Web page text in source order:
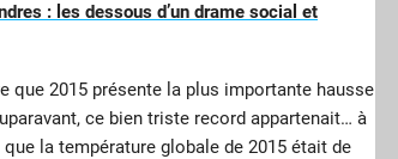
: les dessous d’un drame social et
que 2015 présente la plus importante hausse
ce bien triste record appartenait… à
la température globale de 2015 était de